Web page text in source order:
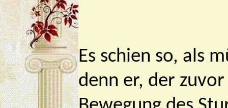
Es schien so, als
denn er, der